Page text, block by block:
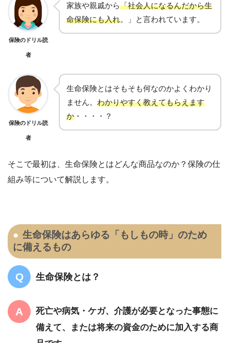
保険のドリル読
者
家族や親戚から「社会人になるんだから生
命保険にも入れ。」と言われています。
保険のドリル読
者
生命保険とはそもそも何なのかよくわかり
ません。 わかりやすく教えてもらえます
か ・・・・？
そこで最初は、生命保険とはどんな商品なのか？保険の仕
組み等について解説します。
生命保険はあらゆる「もしもの時」のため
に備えるもの
生命保険とは？
死亡や病気・ケガ、介護が必要となった事態に
備えて、または将来の資金のために加入する商